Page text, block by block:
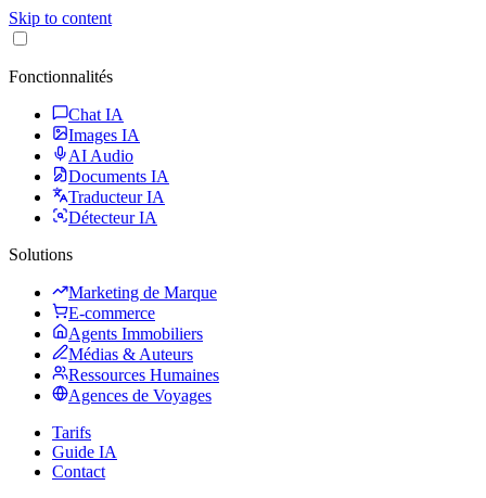
Skip to content
Fonctionnalités
Chat IA
Images IA
AI Audio
Documents IA
Traducteur IA
Détecteur IA
Solutions
Marketing de Marque
E-commerce
Agents Immobiliers
Médias & Auteurs
Ressources Humaines
Agences de Voyages
Tarifs
Guide IA
Contact